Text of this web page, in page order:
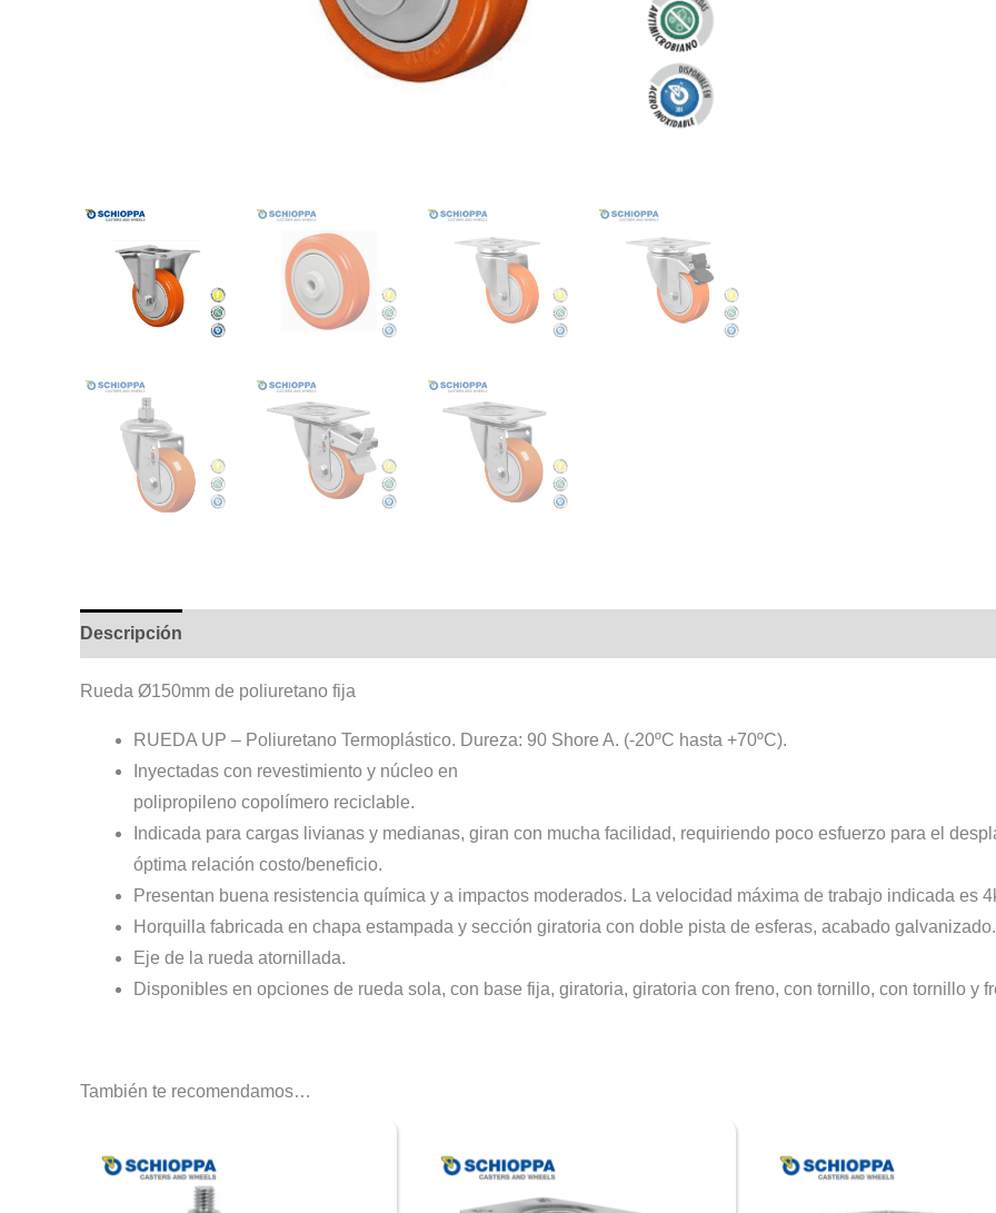
Descripción
Rueda Ø150mm de poliuretano fija
RUEDA UP – Poliuretano Termoplástico. Dureza: 90 Shore A. (-20ºC hasta +70ºC).
Inyectadas con revestimiento y núcleo en
polipropileno copolímero reciclable.
Indicada para cargas livianas y medianas, giran con mucha facilidad, requiriendo poco esfuerzo para el
óptima relación costo/beneficio.
Presentan buena resistencia química y a impactos moderados. La velocidad máxima de trabajo indicada es
Horquilla fabricada en chapa estampada y sección giratoria con doble pista de esferas, acabado galvanizado.
Eje de la rueda atornillada.
Disponibles en opciones de rueda sola, con base fija, giratoria, giratoria con freno, con tornillo, con tornillo y
También te recomendamos…